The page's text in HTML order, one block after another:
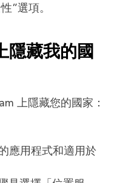
”選項。
隱藏​​我的國
上隱藏​​您的國家：
應用程式和適用於